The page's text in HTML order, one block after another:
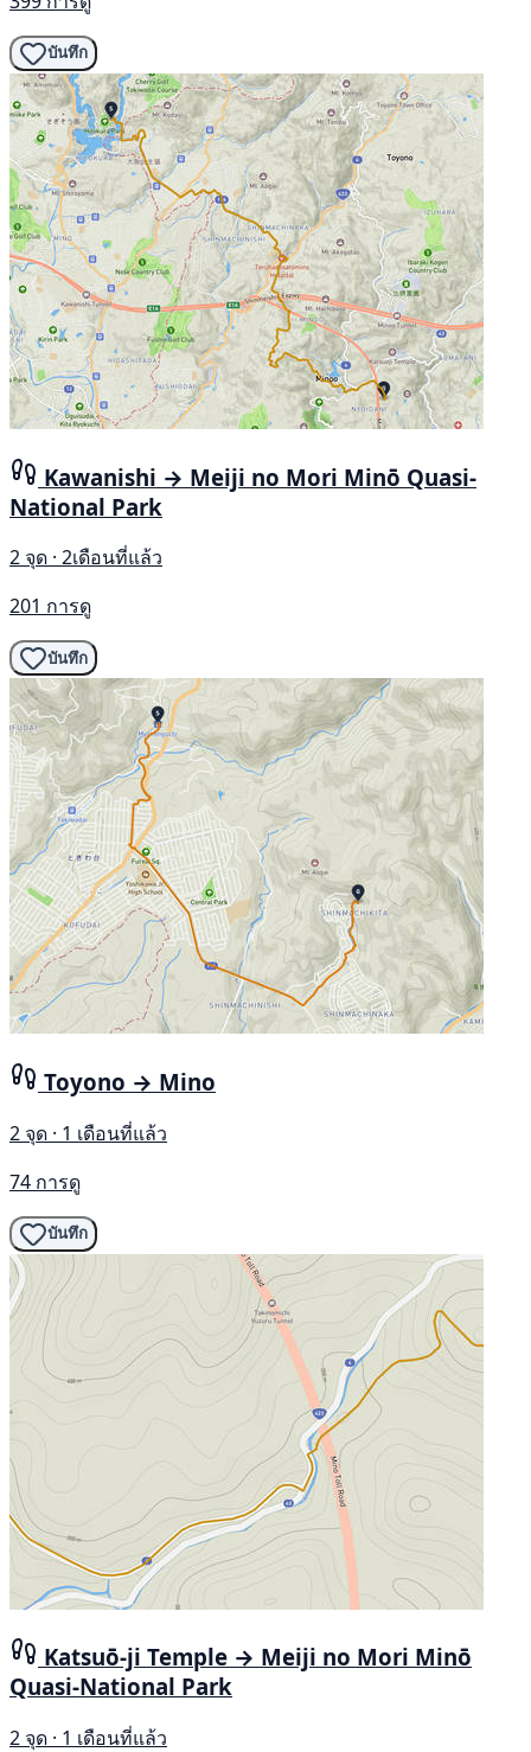
บันทึก
Kawanishi → Meiji no Mori Minō Quasi-
National Park
2 จุด · 2เดือนที่แล้ว
201 การดู
บันทึก
Toyono → Mino
2 จุด · 1 เดือนที่แล้ว
74 การดู
บันทึก
Katsuō-ji Temple → Meiji no Mori Minō
Quasi-National Park
2 จุด · 1 เดือนที่แล้ว